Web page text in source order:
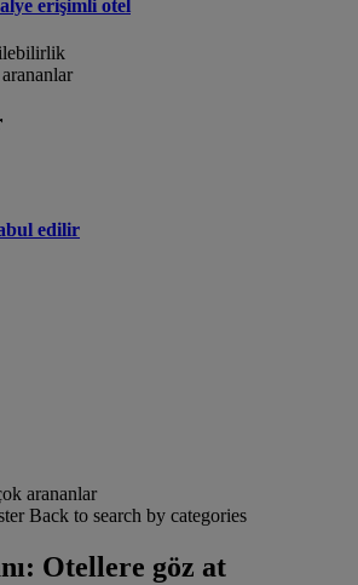
erişimli otel
edilir
arananlar
Back to search by categories
Otellere göz at